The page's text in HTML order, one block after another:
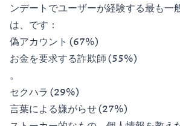
ンデートでユーザーが経験する最も一
は、 です：
偽アカウント (67%)
お金を要求する詐欺師 (55%)
。
セクハラ (29%)
言葉による嫌がらせ (27%)